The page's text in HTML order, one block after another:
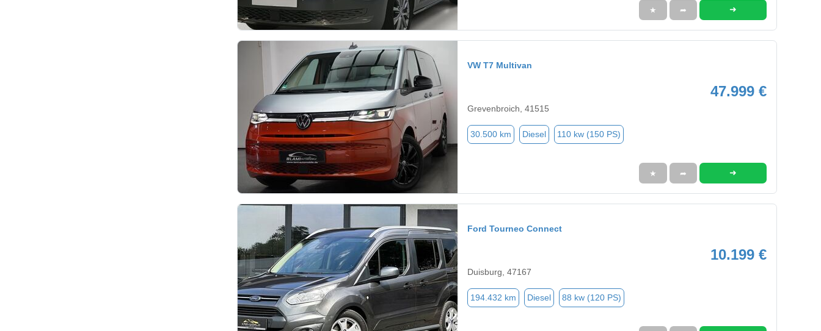
★ ➦ ➜
VW T7 Multivan
47.999 €
Grevenbroich, 41515
30.500 km Diesel 110 kw (150 PS)
★ ➦ ➜
Ford Tourneo Connect
10.199 €
Duisburg, 47167
194.432 km Diesel 88 kw (120 PS)